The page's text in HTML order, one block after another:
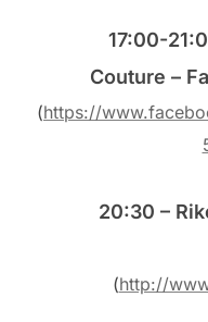
17:00-
Couture –
(https://
20:30 –
(http://